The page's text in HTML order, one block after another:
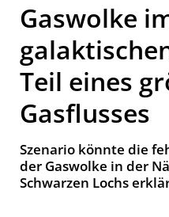
Gaswolke
Teil eines
Gasflusses
Szenario könnte die
der Gaswolke in der
Schwarzen Lochs